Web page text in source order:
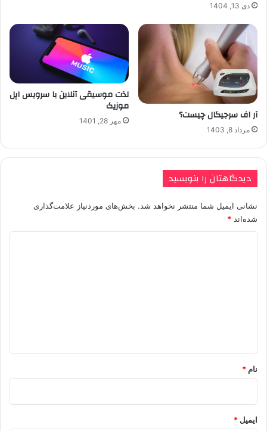
دی 13, 1404
آر اف سرجیکال چیست؟
مرداد 8, 1403
لذت موسیقی آنلاین با سرویس اپل
موزیک
مهر 28, 1401
دیدگاهتان را بنویسید
نشانی ایمیل شما منتشر نخواهد شد. بخش‌های موردنیاز علامت‌گذاری
شده‌اند *
نام *
ایمیل *